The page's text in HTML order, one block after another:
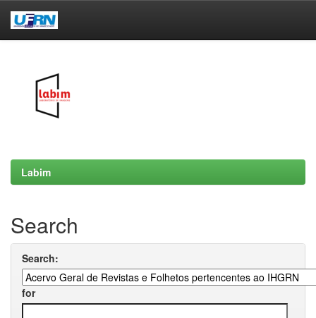
Labim
Search
Search:
for